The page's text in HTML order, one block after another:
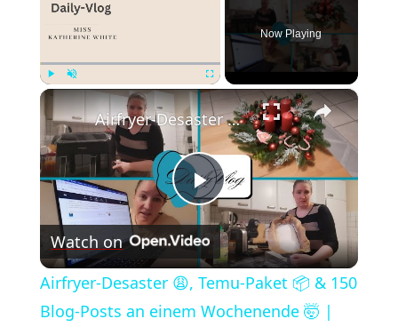
Unmute Fullscreen
Now Playing
×
Play
Video
Airfryer-Desaster 😩, Temu-Paket 📦 & 150 Blog-Posts an einem Wochenende 🤯 | Daily Vlog
Watch on
Airfryer-Desaster 😩, Temu-Paket 📦 & 150
Blog-Posts an einem Wochenende 🤯 |